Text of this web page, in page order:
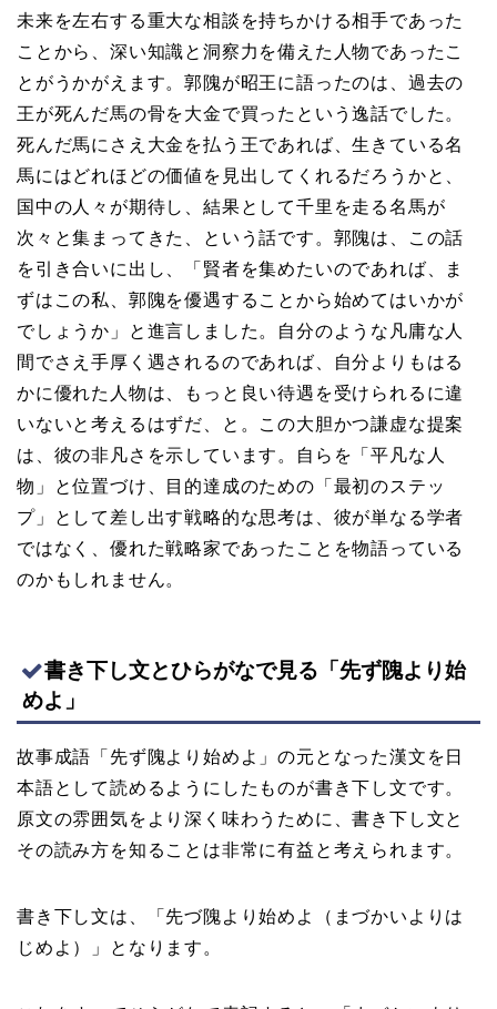
未来を左右する重大な相談を持ちかける相手であった
ことから、深い知識と洞察力を備えた人物であったこ
とがうかがえます。郭隗が昭王に語ったのは、過去の
王が死んだ馬の骨を大金で買ったという逸話でした。
死んだ馬にさえ大金を払う王であれば、生きている名
馬にはどれほどの価値を見出してくれるだろうかと、
国中の人々が期待し、結果として千里を走る名馬が
次々と集まってきた、という話です。郭隗は、この話
を引き合いに出し、「賢者を集めたいのであれば、ま
ずはこの私、郭隗を優遇することから始めてはいかが
でしょうか」と進言しました。自分のような凡庸な人
間でさえ手厚く遇されるのであれば、自分よりもはる
かに優れた人物は、もっと良い待遇を受けられるに違
いないと考えるはずだ、と。この大胆かつ謙虚な提案
は、彼の非凡さを示しています。自らを「平凡な人
物」と位置づけ、目的達成のための「最初のステッ
プ」として差し出す戦略的な思考は、彼が単なる学者
ではなく、優れた戦略家であったことを物語っている
のかもしれません。
書き下し文とひらがなで見る「先ず隗より始
めよ」
故事成語「先ず隗より始めよ」の元となった漢文を日
本語として読めるようにしたものが書き下し文です。
原文の雰囲気をより深く味わうために、書き下し文と
その読み方を知ることは非常に有益と考えられます。
書き下し文は、「先づ隗より始めよ（まづかいよりは
じめよ）」となります。